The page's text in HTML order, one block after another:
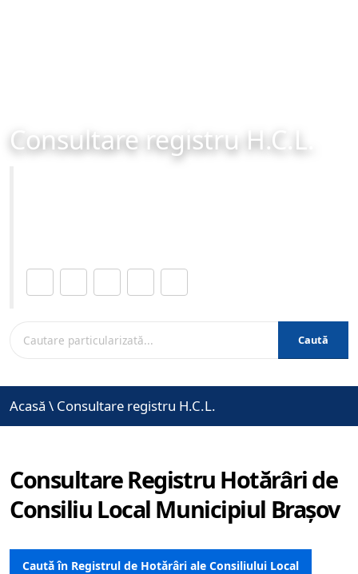
Consultare registru H.C.L.
Caută
Acasă \ Consultare registru H.C.L.
Consultare Registru Hotărâri de
Consiliu Local Municipiul Brașov
Caută în Registrul de Hotărâri ale Consiliului Local